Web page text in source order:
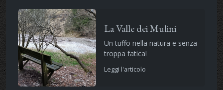
La Valle dei Mulini
Un tuffo nella natura e senza
troppa fatica!
Leggi l'articolo